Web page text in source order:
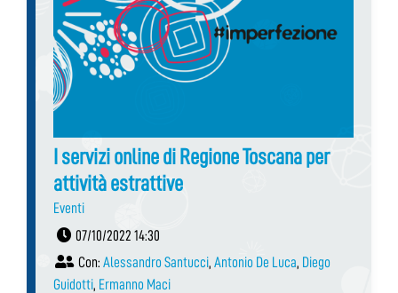
I servizi online di Regione Toscana per
attività estrattive
Eventi
07/10/2022 14:30
Con: Alessandro Santucci, Antonio De Luca, Diego
Guidotti, Ermanno Maci